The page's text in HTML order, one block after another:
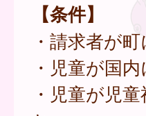
【条件】
・請求者が
・児童が国
・児童が児